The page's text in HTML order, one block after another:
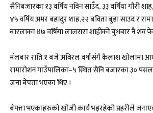
सैनिबजारका १३ वर्षिय नविन साउँद, ३३ वर्षिया गौरी
४५ वर्षिय अमर बहादुर शाह,२२ बविता बुडा साउद र
बारलाका ४७ वर्षिया लालसरा शाहीको बुधबार नै शव
मंलबार राति १ बजे अविरल वर्षासंगै कैलाश खोलामा
रामारोशन गाउँपालिका–५ स्थित सैनि बजारका ३०
जना बेपत्ता भएका थिए ।
बेपत्ता भएकाहरुको खोजी कार्य भइरहेको प्रहरीले